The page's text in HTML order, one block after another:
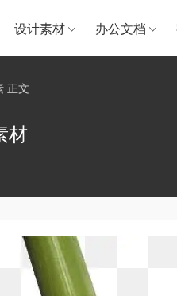
设计素材 办公文档
正文
材